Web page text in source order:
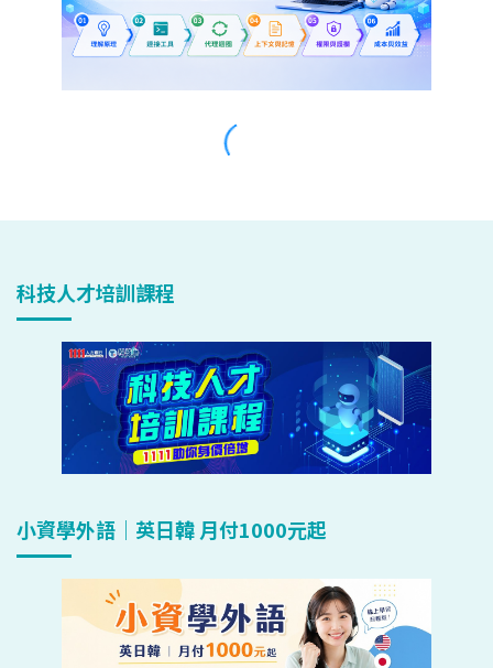
科技人才培訓課程
小資學外語｜英日韓 月付1000元起